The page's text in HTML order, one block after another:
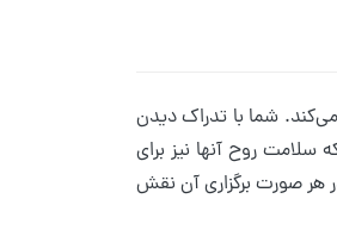
شما با تدراک دیدن
روح آنها نیز برای
هر صورت برگزاری آن نقش